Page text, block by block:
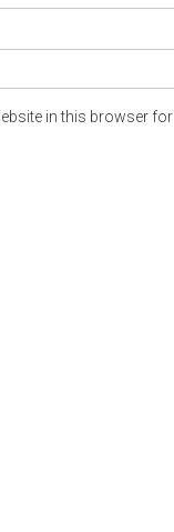
in this browser